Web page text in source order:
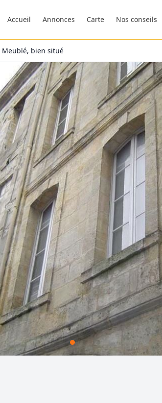
Accueil Annonces Carte Nos conseils
Meublé, bien situé